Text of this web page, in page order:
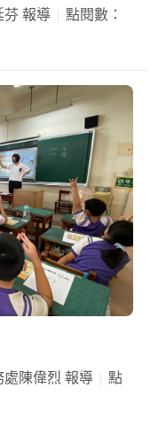
芬 報導
點閱數：
處陳偉烈 報導
點